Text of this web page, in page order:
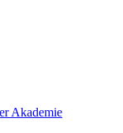
Akademie